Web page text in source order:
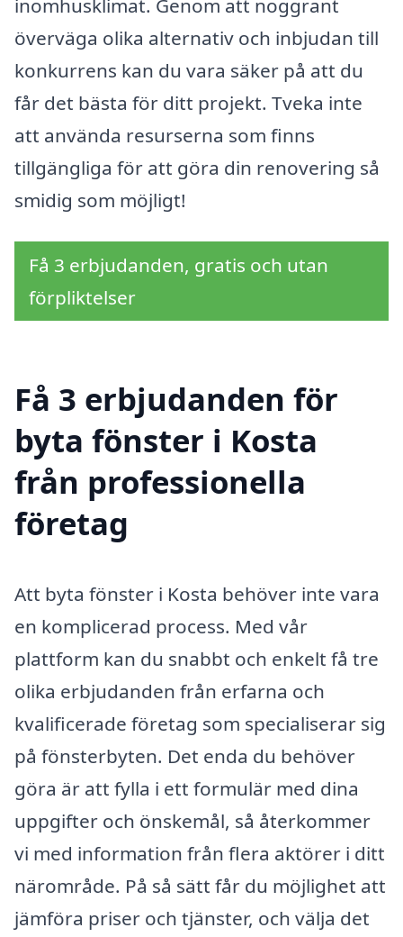
inomhusklimat. Genom att noggrant
överväga olika alternativ och inbjudan till
konkurrens kan du vara säker på att du
får det bästa för ditt projekt. Tveka inte
att använda resurserna som finns
tillgängliga för att göra din renovering så
smidig som möjligt!
Få 3 erbjudanden, gratis och utan
förpliktelser
Få 3 erbjudanden för
byta fönster i Kosta
från professionella
företag
Att byta fönster i Kosta behöver inte vara
en komplicerad process. Med vår
plattform kan du snabbt och enkelt få tre
olika erbjudanden från erfarna och
kvalificerade företag som specialiserar sig
på fönsterbyten. Det enda du behöver
göra är att fylla i ett formulär med dina
uppgifter och önskemål, så återkommer
vi med information från flera aktörer i ditt
närområde. På så sätt får du möjlighet att
jämföra priser och tjänster, och välja det